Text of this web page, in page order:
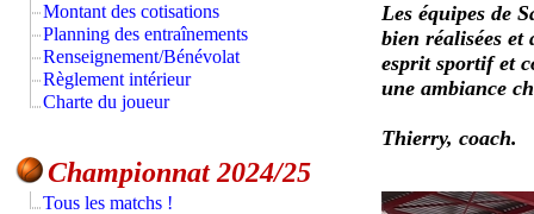
Montant des cotisations
Planning des entraînements
Renseignement/Bénévolat
Règlement intérieur
Charte du joueur
Les équipes de
bien réalisées et
esprit sportif et
une ambiance
Thierry, coach.
Championnat 2024/25
Tous les matchs !